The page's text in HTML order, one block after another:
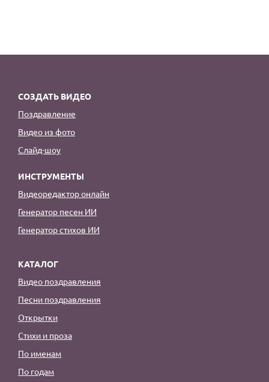
СОЗДАТЬ ВИДЕО
Поздравление
Видео из фото
Слайд-шоу
ИНСТРУМЕНТЫ
Видеоредактор онлайн
Генератор песен ИИ
Генератор стихов ИИ
КАТАЛОГ
Видео поздравления
Песни поздравления
Открытки
Стихи и проза
По именам
По годам